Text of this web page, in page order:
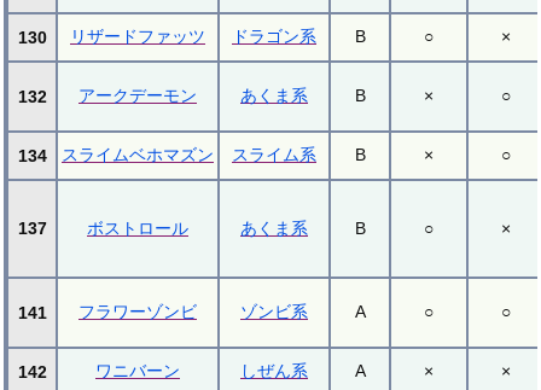
130 リザードファッツ ドラゴン系 B ○ ×
132 アークデーモン あくま系 B × ○
134 スライムベホマズン スライム系 B × ○
137 ボストロール あくま系 B ○ ×
141 フラワーゾンビ ゾンビ系 A ○ ○
142 ワニバーン しぜん系 A × ×